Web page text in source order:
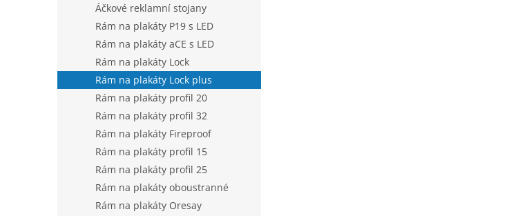
Áčkové reklamní stojany
Rám na plakáty P19 s LED
Rám na plakáty aCE s LED
Rám na plakáty Lock
Rám na plakáty Lock plus
Rám na plakáty profil 20
Rám na plakáty profil 32
Rám na plakáty Fireproof
Rám na plakáty profil 15
Rám na plakáty profil 25
Rám na plakáty oboustranné
Rám na plakáty Oresay